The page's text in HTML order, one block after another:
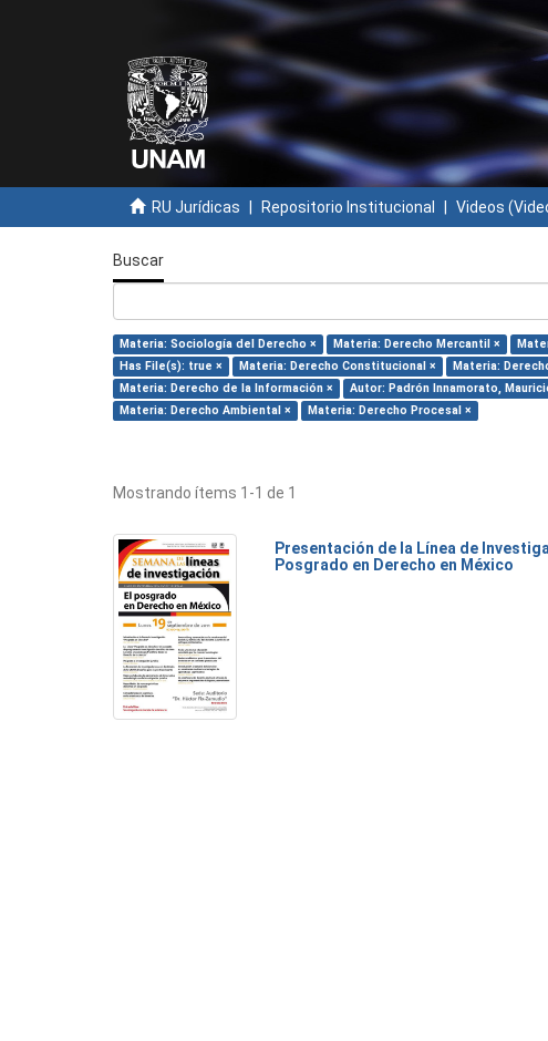
RU Jurídicas Repositorio Institucional Videos
Buscar
Materia: Sociología del Derecho × Materia: Derecho Mercantil ×
Has File(s): true ×
Materia: Derecho Constitucional × Materia:
Materia: Derecho de la Información ×
Autor: Padrón Innamorato,
Materia: Derecho Ambiental ×
Materia: Derecho Procesal ×
Mostrando ítems 1-1 de 1
Presentación de la Línea de
Posgrado en Derecho en México